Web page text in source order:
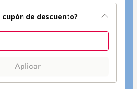
cupón de descuento?
Aplicar